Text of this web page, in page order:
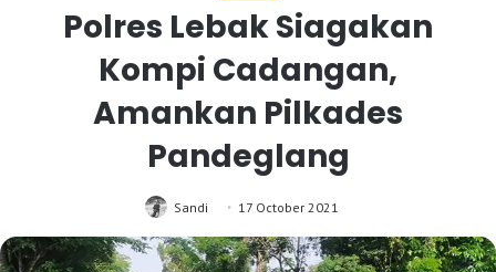
Polres Lebak Siagakan
Kompi Cadangan,
Amankan Pilkades
Pandeglang
Sandi 17 October 2021